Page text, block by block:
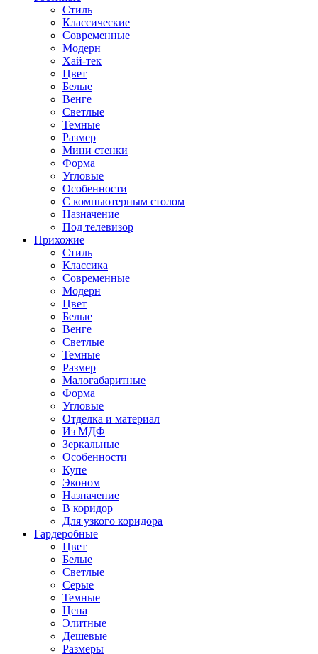
Стиль
Классические
Современные
Модерн
Хай-тек
Цвет
Белые
Венге
Светлые
Темные
Размер
Мини стенки
Форма
Угловые
Особенности
С компьютерным столом
Назначение
Под телевизор
Прихожие
Стиль
Классика
Современные
Модерн
Цвет
Белые
Венге
Светлые
Темные
Размер
Малогабаритные
Форма
Угловые
Отделка и материал
Из МДФ
Зеркальные
Особенности
Купе
Эконом
Назначение
В коридор
Для узкого коридора
Гардеробные
Цвет
Белые
Светлые
Серые
Темные
Цена
Элитные
Дешевые
Размеры